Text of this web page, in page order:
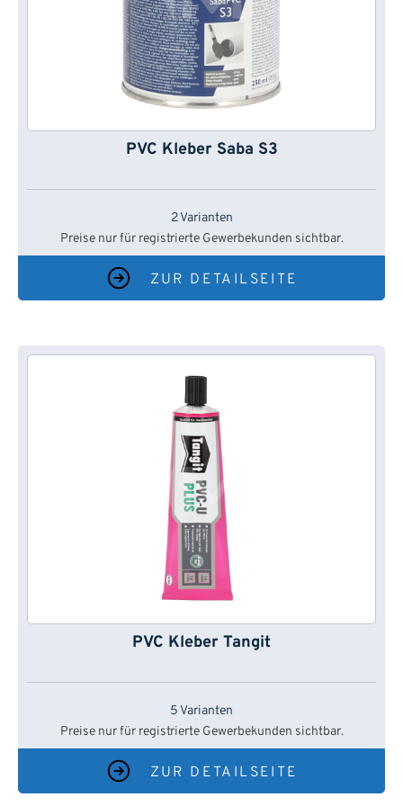
PVC Kleber Saba S3
2 Varianten
Preise nur für registrierte Gewerbekunden sichtbar.
ZUR DETAILSEITE
PVC Kleber Tangit
5 Varianten
Preise nur für registrierte Gewerbekunden sichtbar.
ZUR DETAILSEITE